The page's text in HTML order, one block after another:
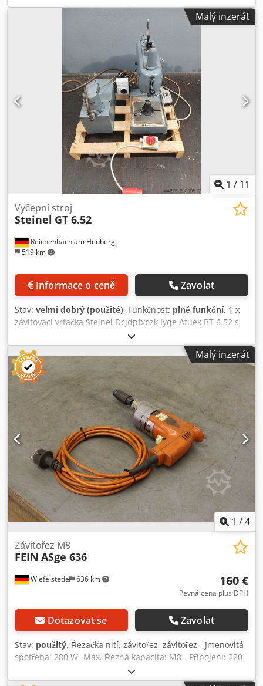
Malý inzerát
1 / 11
Reichenbach am Heuberg
519 km
Výčepní stroj
Steinel GT 6.52
Informace o ceně Zavolat
Stav: velmi dobrý (použité), Funkčnost: plně funkční, 1 x
závitovací vrtačka Steinel Dcjdpfxozk Iyqe Afuek BT 6.52 s
chladicím systémem + malá upínací deska Technické
údaje: Max. velikost závitu: M 6 (další technické údaje viz
fotografie) Stroj lze prohlédnout za provozu.
Malý inzerát
1 /4
Wiefelstede 636 km
Závitořez M8
FEIN ASge 636
160 €
Pevná cena plus DPH
Dotazovat se Zavolat
Stav: použitý, Řezačka nití, závitořez, závitořez - Jmenovitá
spotřeba: 280 W -Max. Řezná kapacita: M8 - Připojení: 220
voltů - Rozměry: 290/200 / H60 mm - Hmotnost: 2,1 kg
Dcedpfx Aod R Nfqsfuok